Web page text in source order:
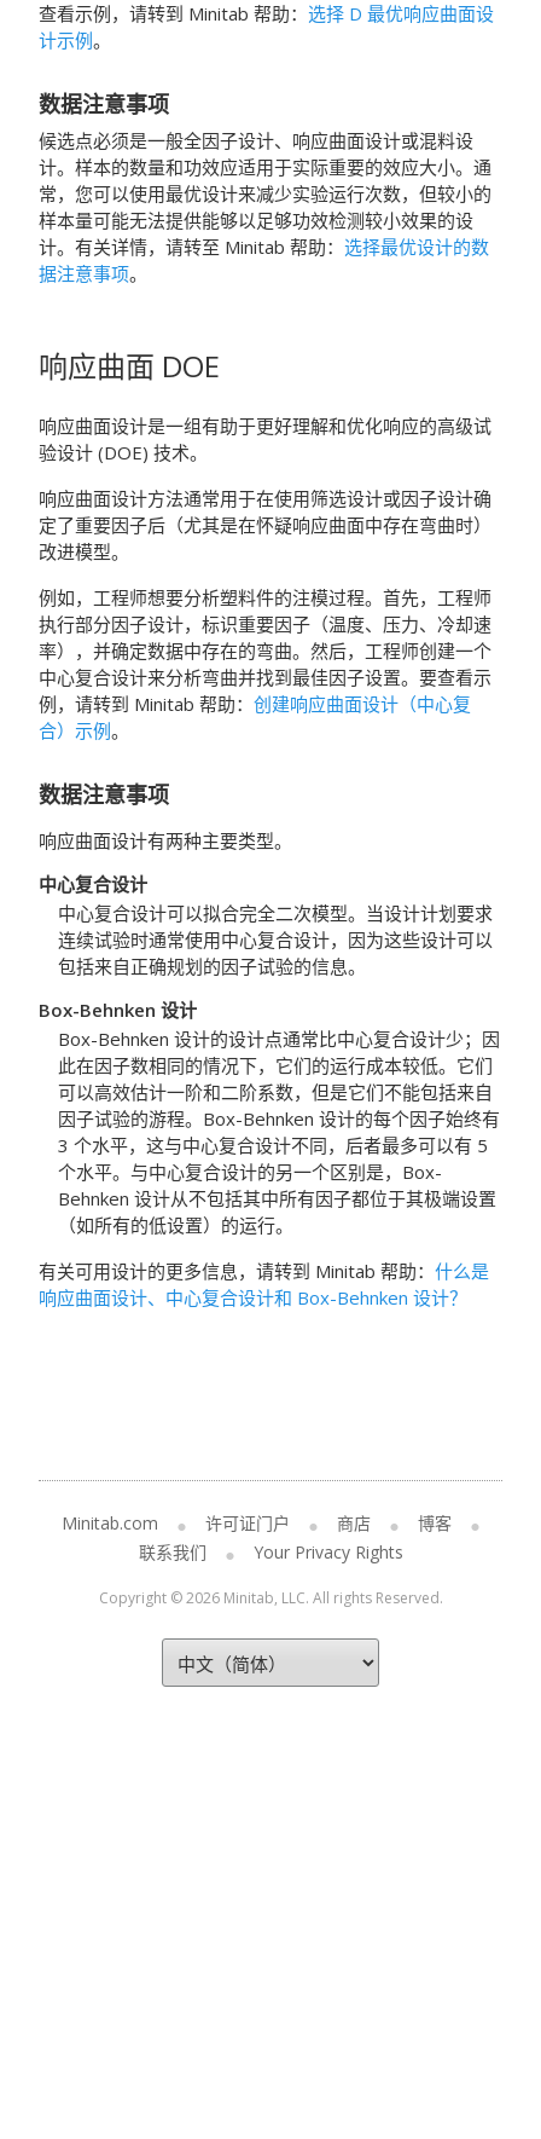
查看示例，请转到 Minitab 帮助： 选择 D 最优响应曲面设
计示例。
数据注意事项
候选点必须是一般全因子设计、响应曲面设计或混料设
计。样本的数量和功效应适用于实际重要的效应大小。通
常，您可以使用最优设计来减少实验运行次数，但较小的
样本量可能无法提供能够以足够功效检测较小效果的设
计。有关详情，请转至 Minitab 帮助： 选择最优设计的数
据注意事项。
响应曲面 DOE
响应曲面设计是一组有助于更好理解和优化响应的高级试
验设计 (DOE) 技术。
响应曲面设计方法通常用于在使用筛选设计或因子设计确
定了重要因子后（尤其是在怀疑响应曲面中存在弯曲时）
改进模型。
例如，工程师想要分析塑料件的注模过程。首先，工程师
执行部分因子设计，标识重要因子（温度、压力、冷却速
率），并确定数据中存在的弯曲。然后，工程师创建一个
中心复合设计来分析弯曲并找到最佳因子设置。要查看示
例，请转到 Minitab 帮助： 创建响应曲面设计（中心复
合）示例。
数据注意事项
响应曲面设计有两种主要类型。
中心复合设计
中心复合设计可以拟合完全二次模型。当设计计划要求
连续试验时通常使用中心复合设计，因为这些设计可以
包括来自正确规划的因子试验的信息。
Box-Behnken 设计
Box-Behnken 设计的设计点通常比中心复合设计少；因
此在因子数相同的情况下，它们的运行成本较低。它们
可以高效估计一阶和二阶系数，但是它们不能包括来自
因子试验的游程。Box-Behnken 设计的每个因子始终有
3 个水平，这与中心复合设计不同，后者最多可以有 5
个水平。与中心复合设计的另一个区别是，Box-
Behnken 设计从不包括其中所有因子都位于其极端设置
（如所有的低设置）的运行。
有关可用设计的更多信息，请转到 Minitab 帮助： 什么是
响应曲面设计、中心复合设计和 Box-Behnken 设计？
Minitab.com 许可证门户 商店
博客
联系我们
Your Privacy Rights
Copyright © 2026 Minitab, LLC. All rights Reserved.